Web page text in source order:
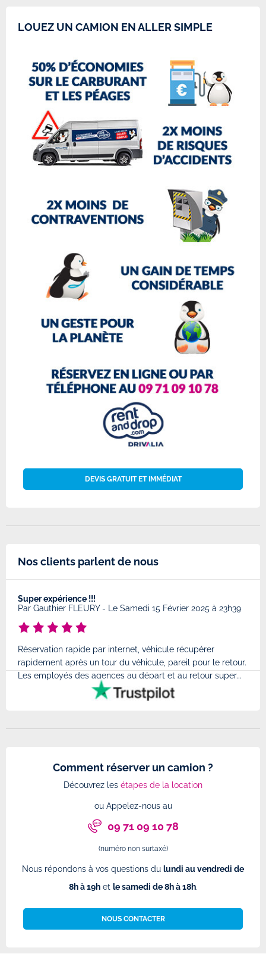
LOUEZ UN CAMION EN ALLER SIMPLE
DEVIS GRATUIT ET IMMÉDIAT
Nos clients parlent de nous
Super expérience !!!
Par Gauthier FLEURY- Le Samedi 15 Février 2025 à 23h39
Réservation rapide par internet, véhicule récupérer
rapidement après un tour du véhicule, pareil pour le retour.
Les employés des agences au départ et au retour super...
Comment réserver un camion ?
Découvrez les étapes de la location
ou Appelez-nous au
09 71 09 10 78
(numéro non surtaxé)
Nous répondons à vos questions du lundi au vendredi de
8h à 19het le samedi de 8h à 18h.
NOUS CONTACTER